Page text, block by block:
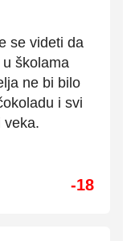
se videti da
školama
ne bi bilo
i svi
veka.
-18